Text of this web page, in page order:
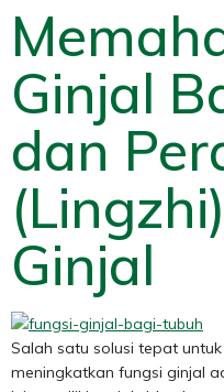
Ginjal
dan
Ginjal
Salah satu solusi tepat
meningkatkan fungsi ginjal